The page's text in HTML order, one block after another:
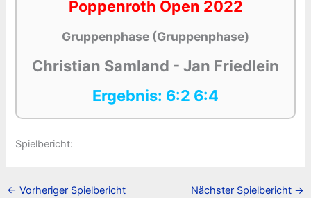
Poppenroth Open 2022
Gruppenphase (Gruppenphase)
Christian Samland - Jan Friedlein
Ergebnis: 6:2 6:4
Spielbericht:
← Vorheriger Spielbericht Nächster Spielbericht →